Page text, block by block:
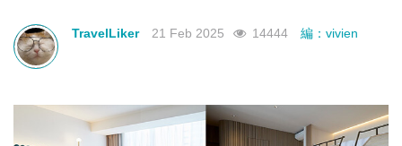
TravelLiker 21 Feb 2025 14444 編：vivien